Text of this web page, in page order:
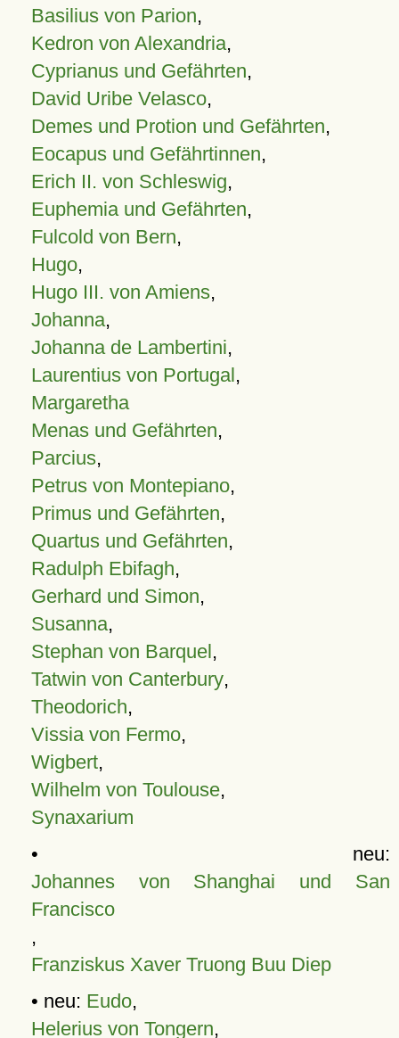
Basilius von Parion,
Kedron von Alexandria,
Cyprianus und Gefährten,
David Uribe Velasco,
Demes und Protion und Gefährten,
Eocapus und Gefährtinnen,
Erich II. von Schleswig,
Euphemia und Gefährten,
Fulcold von Bern,
Hugo,
Hugo III. von Amiens,
Johanna,
Johanna de Lambertini,
Laurentius von Portugal,
Margaretha
Menas und Gefährten,
Parcius,
Petrus von Montepiano,
Primus und Gefährten,
Quartus und Gefährten,
Radulph Ebifagh,
Gerhard und Simon,
Susanna,
Stephan von Barquel,
Tatwin von Canterbury,
Theodorich,
Vissia von Fermo,
Wigbert,
Wilhelm von Toulouse,
Synaxarium
• neu:
Johannes von Shanghai und San
Francisco
,
Franziskus Xaver Truong Buu Diep
• neu: Eudo,
Helerius von Tongern,